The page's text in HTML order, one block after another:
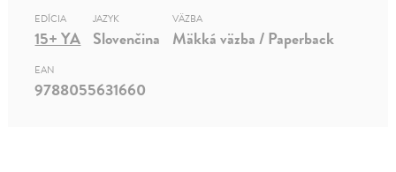
EDÍCIA
15+ YA
JAZYK
Slovenčina
VÄZBA
Mäkká väzba / Paperback
EAN
9788055631660